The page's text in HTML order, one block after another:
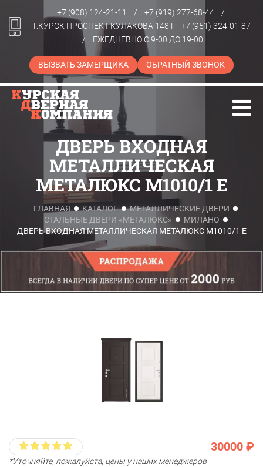
+7 (908) 124-21-11 / +7 (919) 277-68-44
/
Г.КУРСК ПРОСПЕКТ КУЛАКОВА 148 Г +7 (951) 324-01-87
/
ЕЖЕДНЕВНО С 9-00 ДО 19-00
ВЫЗВАТЬ ЗАМЕРЩИКА ОБРАТНЫЙ ЗВОНОК
ДВЕРЬ ВХОДНАЯ
МЕТАЛЛИЧЕСКАЯ
МЕТАЛЮКС М1010/1 E
ГЛАВНАЯ КАТАЛОГ
МЕТАЛЛИЧЕСКИЕ ДВЕРИ
СТАЛЬНЫЕ ДВЕРИ «МЕТАЛЮКС»
МИЛАНО
ДВЕРЬ ВХОДНАЯ МЕТАЛЛИЧЕСКАЯ МЕТАЛЮКС М1010/1 E
30000 ₽
*Уточняйте, пожалуйста, цены у наших менеджеров